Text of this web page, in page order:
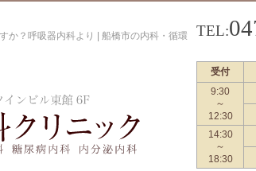
か？呼吸器内科より | 船橋市の内科・循環
船橋駅前内科クリニ
TEL:
受付
9:30
～
12:30
14:30
～
18:30